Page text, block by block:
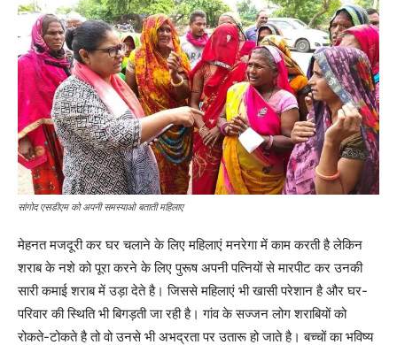
सांगोद एसडीएम को अपनी समस्याओ बताती महिलाए
मेहनत मजदूरी कर घर चलाने के लिए महिलाएं मनरेगा में काम करती है लेकिन
शराब के नशे को पूरा करने के लिए पुरूष अपनी पत्नियों से मारपीट कर उनकी
सारी कमाई शराब में उड़ा देते है। जिससे महिलाएं भी खासी परेशान है और घर-
परिवार की स्थिति भी बिगड़ती जा रही है। गांव के सज्जन लोग शराबियों को
रोकते-टोकते है तो वो उनसे भी अभद्रता पर उतारू हो जाते है। बच्चों का भविष्य